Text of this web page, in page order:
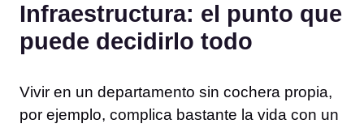
Infraestructura: el punto que
puede decidirlo todo
Vivir en un departamento sin cochera propia,
por ejemplo, complica bastante la vida con un